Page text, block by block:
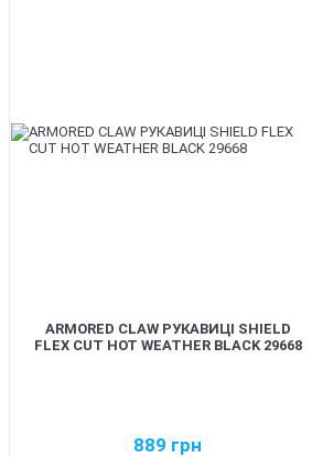
ARMORED CLAW РУКАВИЦІ SHIELD
FLEX CUT HOT WEATHER BLACK 29668
889 грн